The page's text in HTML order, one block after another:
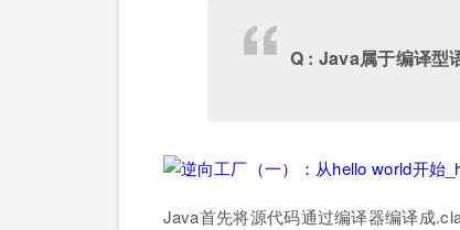
Q : Java属于编译型
Java首先将源代码通过编译器编译成